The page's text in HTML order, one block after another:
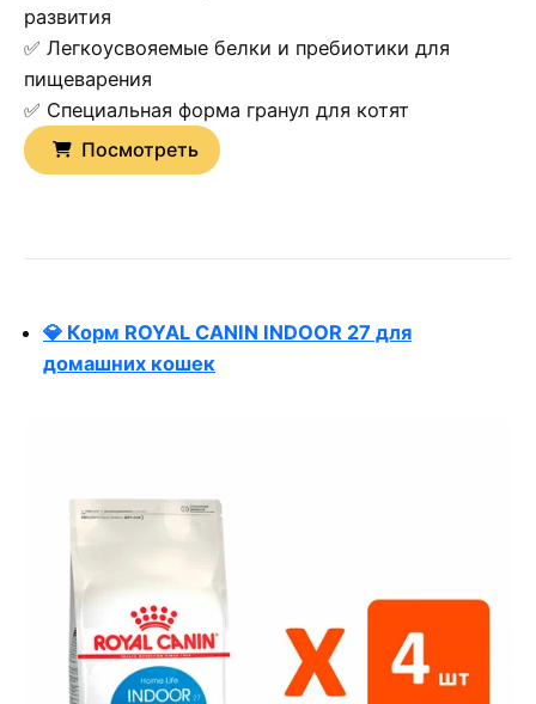
развития
✅ Легкоусвояемые белки и пребиотики для
пищеварения
✅ Специальная форма гранул для котят
Посмотреть
💎 Корм ROYAL CANIN INDOOR 27 для
домашних кошек